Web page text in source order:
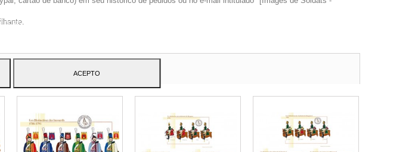
analisando seus hábitos navegação.
ACEPTO